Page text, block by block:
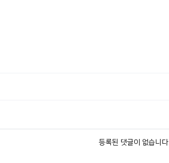
등록된 댓글이 없습니다.